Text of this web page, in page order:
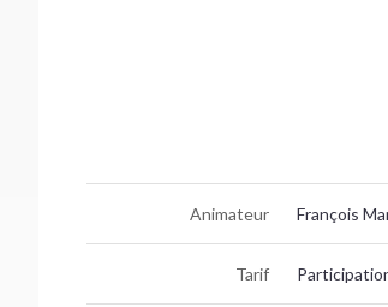
Animateur François
Tarif